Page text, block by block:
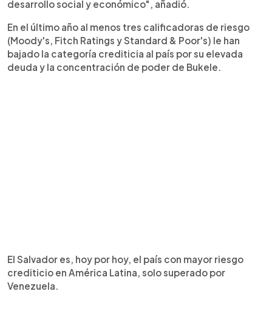
desarrollo social y económico", añadió.
En el último año al menos tres calificadoras de riesgo
(Moody's, Fitch Ratings y Standard & Poor's) le han
bajado la categoría crediticia al país por su elevada
deuda y la concentración de poder de Bukele.
El Salvador es, hoy por hoy, el país con mayor riesgo
crediticio en América Latina, solo superado por
Venezuela.